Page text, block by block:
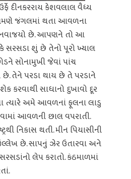
દીનકરરાય કેશવલાલ વૈધ્ય
જંગલમાં થતા આવળના
નવાજયો છે. આપણને તો આ
શું છે તેનો પૂરો ખ્યાલ
સોનામુખી જેવાં પાંચ
તેને પરડા થાય છે તે પરડાને
કરવાથી સાધાનો દુખાવો દૂર
ત્યારે અમે આવળનાં ફૂલના લાડુ
આવળની છાલ વપરાતી.
નિકાસ થતી. મીન પિયાસીની
છે. સાપનું ઝેર ઉતારવા અને
લેપ કરાતો. કંઠમાળમાં